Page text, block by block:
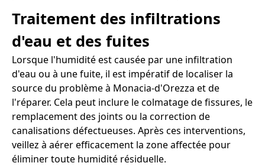
Traitement des infiltrations
d'eau et des fuites
Lorsque l'humidité est causée par une infiltration
d'eau ou à une fuite, il est impératif de localiser la
source du problème à Monacia-d'Orezza et de
l'réparer. Cela peut inclure le colmatage de fissures, le
remplacement des joints ou la correction de
canalisations défectueuses. Après ces interventions,
veillez à aérer efficacement la zone affectée pour
éliminer toute humidité résiduelle.